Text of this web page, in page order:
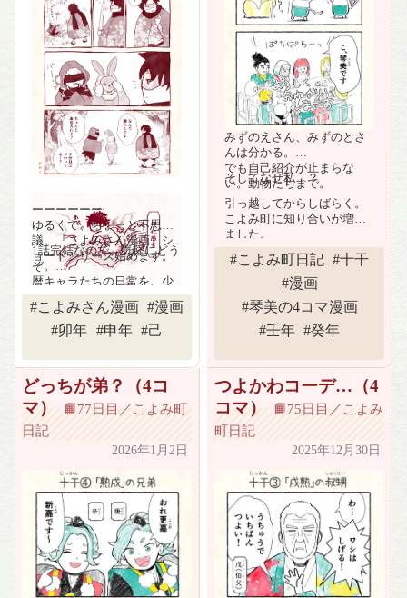
「帰って夕飯食うか～」と
思っていたら、黒い“ア
レ”を見つけてしまった。
ーーーーーー
ゆるくて、ちょっと不思
議。『こよみさん漫画』シ
ョートシリーズ始めます。
1話完結なので、気軽にどう
ぞ。
暦キャラたちの日常を、少
しずつお届けします。
#こよみさん漫画
#漫画
#卯年 #申年 #己
みずのえさん、みずのとさ
んは分かる。
でも自己紹介が止まらな
い。動物たちまで。
そしてなぜ私…？
引っ越してからしばらく。
こよみ町に知り合いが増え
ました。
#こよみ町日記 #十干
#漫画
#琴美の4コマ漫画
#壬年 #癸年
どっちが弟？（4コ
マ）
📙77日目／こよみ町
日記
2026年1月2日
つよかわコーデ…（4
コマ）
📙75日目／こよみ
町日記
2025年12月30日